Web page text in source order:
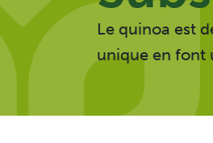
Le quinoa est
unique en font